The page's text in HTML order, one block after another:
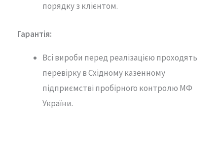
порядку з клієнтом.
Гарантія:
Всі вироби перед реалізацією проходять
перевірку в Східному казенному
підприємстві пробірного контролю МФ
України.